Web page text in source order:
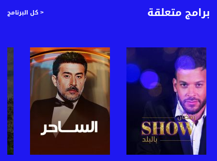
برامج متعلقة < كل البرنامج